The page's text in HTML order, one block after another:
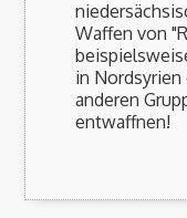
Waffen von
in
anderen
entwaffnen!